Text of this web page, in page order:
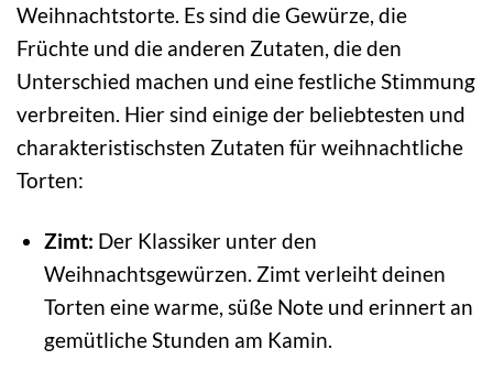
Weihnachtstorte. Es sind die Gewürze, die
Früchte und die anderen Zutaten, die den
Unterschied machen und eine festliche Stimmung
verbreiten. Hier sind einige der beliebtesten und
charakteristischsten Zutaten für weihnachtliche
Torten:
Zimt: Der Klassiker unter den
Weihnachtsgewürzen. Zimt verleiht deinen
Torten eine warme, süße Note und erinnert an
gemütliche Stunden am Kamin.